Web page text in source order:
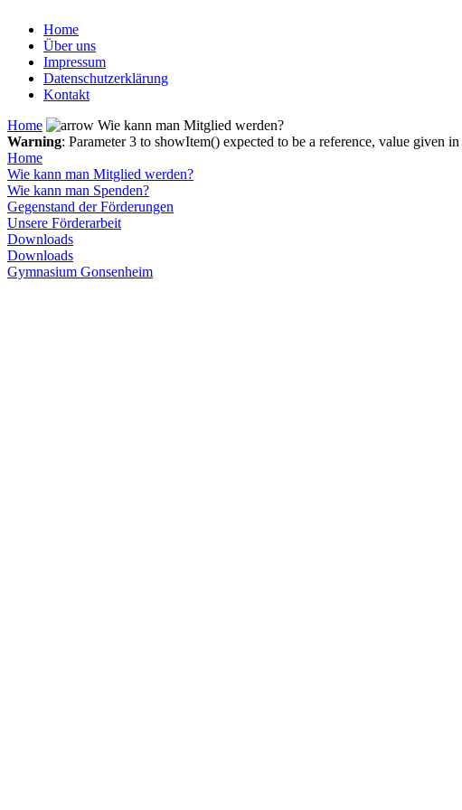
Home
Über uns
Impressum
Datenschutzerklärung
Kontakt
Home
Wie kann man Mitglied werden?
Warning: Parameter 3 to showItem() expected to be a reference, value given in
Home
Wie kann man Mitglied werden?
Wie kann man Spenden?
Gegenstand der Förderungen
Unsere Förderarbeit
Downloads
Downloads
Gymnasium Gonsenheim